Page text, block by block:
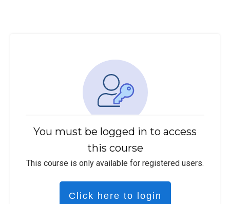
You must be logged in to access
this course
This course is only available for registered users.
Click here to login